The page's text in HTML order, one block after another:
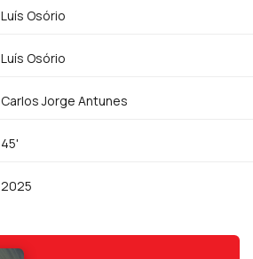
Luís Osório
Luís Osório
Carlos Jorge Antunes
45'
2025